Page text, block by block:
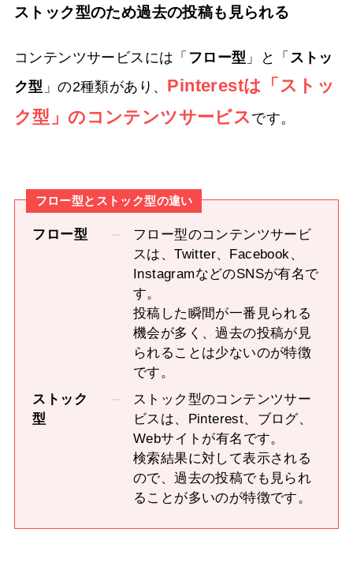
ストック型のため過去の投稿も見られる
コンテンツサービスには「 フロー型 」と「 ストッ
ク型 」の2種類があり、 Pinterestは「ストッ
ク型」のコンテンツサービス です。
フロー型とストック型の違い
フロー型
フロー型のコンテンツサービ
スは、Twitter、Facebook、
InstagramなどのSNSが有名で
す。
投稿した瞬間が一番見られる
機会が多く、過去の投稿が見
られることは少ないのが特徴
です。
ストック
型
ストック型のコンテンツサー
ビスは、Pinterest、ブログ、
Webサイトが有名です。
検索結果に対して表示される
ので、過去の投稿でも見られ
ることが多いのが特徴です。